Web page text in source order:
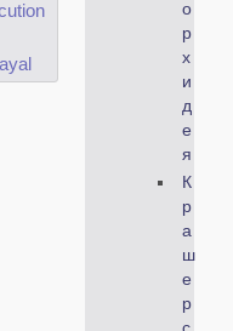
о
р
х
и
д
е
я
К
р
а
ш
е
р